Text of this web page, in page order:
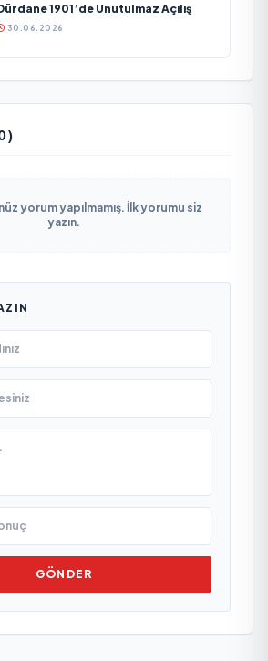
1901’de Unutulmaz Açılış
30.06.2026
yorum yapılmamış. İlk yorumu siz
yazın.
GÖNDER